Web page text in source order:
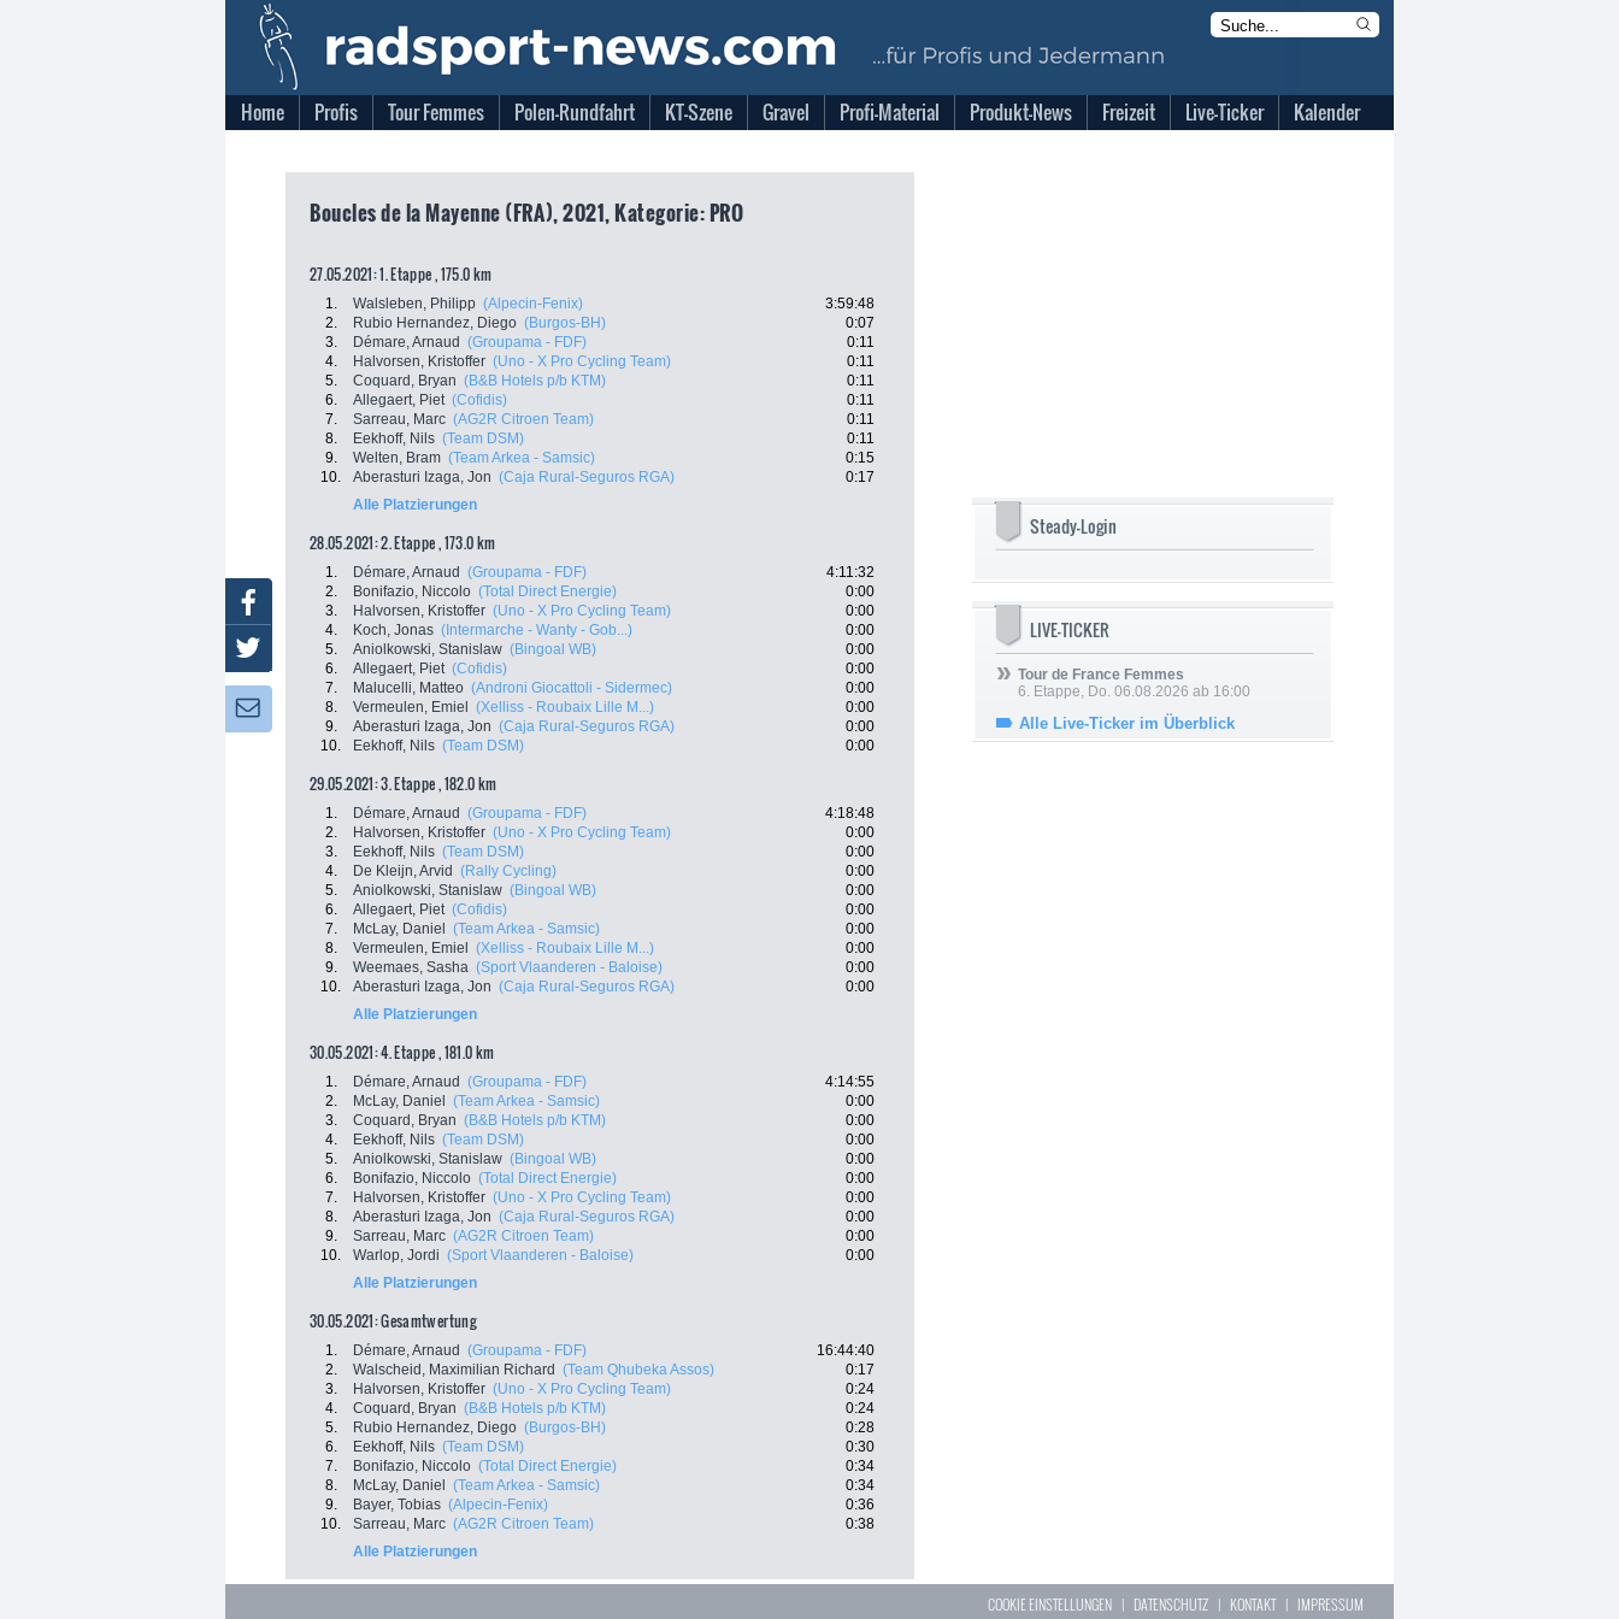
Home Profis Tour Femmes Polen-Rundfahrt KT-Szene Gravel Profi-Material Produkt-News Freizeit Live-Ticker Kalender
Boucles de la Mayenne (FRA), 2021, Kategorie: PRO
27.05.2021: 1. Etappe , 175.0 km
1. Walsleben, Philipp (Alpecin-Fenix)
3:59:48
2.
Rubio Hernandez, Diego (Burgos-BH)
0:07
3.
Démare, Arnaud (Groupama - FDF)
0:11
4.
Halvorsen, Kristoffer (Uno - X Pro Cycling Team)
0:11
5.
Coquard, Bryan (B&B Hotels p/b KTM)
0:11
6.
Allegaert, Piet (Cofidis)
0:11
7.
Sarreau, Marc (AG2R Citroen Team)
0:11
8.
Eekhoff, Nils (Team DSM)
0:11
9.
Welten, Bram (Team Arkea - Samsic)
0:15
10.
Aberasturi Izaga, Jon (Caja Rural-Seguros RGA)
0:17
Alle Platzierungen
28.05.2021: 2. Etappe , 173.0 km
1. Démare, Arnaud (Groupama - FDF)
4:11:32
2.
Bonifazio, Niccolo (Total Direct Energie)
0:00
3.
Halvorsen, Kristoffer (Uno - X Pro Cycling Team)
0:00
4.
Koch, Jonas (Intermarche - Wanty - Gob...)
0:00
5.
Aniolkowski, Stanislaw (Bingoal WB)
0:00
6.
Allegaert, Piet (Cofidis)
0:00
7.
Malucelli, Matteo (Androni Giocattoli - Sidermec)
0:00
8.
Vermeulen, Emiel (Xelliss - Roubaix Lille M...)
0:00
9.
Aberasturi Izaga, Jon (Caja Rural-Seguros RGA)
0:00
10.
Eekhoff, Nils (Team DSM) 0:00
29.05.2021: 3. Etappe , 182.0 km
1. Démare, Arnaud (Groupama - FDF)
4:18:48
2.
Halvorsen, Kristoffer (Uno - X Pro Cycling Team)
0:00
3.
Eekhoff, Nils (Team DSM)
0:00
4.
De Kleijn, Arvid (Rally Cycling)
0:00
5.
Aniolkowski, Stanislaw (Bingoal WB)
0:00
6.
Allegaert, Piet (Cofidis)
0:00
7.
McLay, Daniel (Team Arkea - Samsic)
0:00
8.
Vermeulen, Emiel (Xelliss - Roubaix Lille M...)
0:00
9.
Weemaes, Sasha (Sport Vlaanderen - Baloise)
0:00
10.
Aberasturi Izaga, Jon (Caja Rural-Seguros RGA)
0:00
Alle Platzierungen
30.05.2021: 4. Etappe , 181.0 km
1. Démare, Arnaud (Groupama - FDF)
4:14:55
2.
McLay, Daniel (Team Arkea - Samsic)
0:00
3.
Coquard, Bryan (B&B Hotels p/b KTM)
0:00
4.
Eekhoff, Nils (Team DSM)
0:00
5.
Aniolkowski, Stanislaw (Bingoal WB)
0:00
6.
Bonifazio, Niccolo (Total Direct Energie)
0:00
7.
Halvorsen, Kristoffer (Uno - X Pro Cycling Team)
0:00
8.
Aberasturi Izaga, Jon (Caja Rural-Seguros RGA)
0:00
9.
Sarreau, Marc (AG2R Citroen Team)
0:00
10.
Warlop, Jordi (Sport Vlaanderen - Baloise)
0:00
Alle Platzierungen
30.05.2021: Gesamtwertung
1. Démare, Arnaud (Groupama - FDF)
16:44:40
2.
Walscheid, Maximilian Richard (Team Qhubeka Assos)
0:17
3.
Halvorsen, Kristoffer (Uno - X Pro Cycling Team)
0:24
4.
Coquard, Bryan (B&B Hotels p/b KTM)
0:24
5.
Rubio Hernandez, Diego (Burgos-BH)
0:28
6.
Eekhoff, Nils (Team DSM)
0:30
7.
Bonifazio, Niccolo (Total Direct Energie)
0:34
8.
McLay, Daniel (Team Arkea - Samsic)
0:34
9.
Bayer, Tobias (Alpecin-Fenix)
0:36
10.
Sarreau, Marc (AG2R Citroen Team)
0:38
Alle Platzierungen
Steady-Login
LIVE-TICKER
Tour de France Femmes
6. Etappe, Do. 06.08.2026 ab 16:00
Alle Live-Ticker im Überblick
Facebook
Twitter
Newsletter:
COOKIE EINSTELLUNGEN | DATENSCHUTZ | KONTAKT| IMPRESSUM